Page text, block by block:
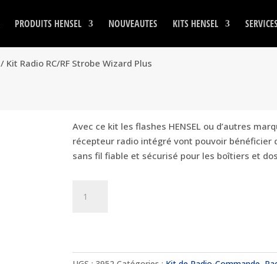
PRODUITS HENSEL NOUVEAUTES KITS HENSEL
/ Kit Radio RC/RF Strobe Wizard Plus
Avec ce kit les flashes HENSEL ou d’autres
récepteur radio intégré vont pouvoir bénéficier
sans fil fiable et sécurisé pour les boîtiers et
Strobe